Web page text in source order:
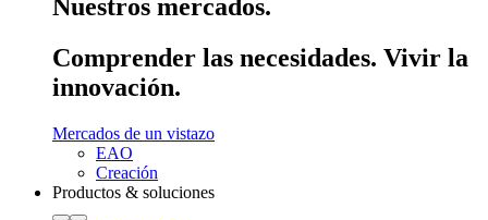
Nuestros mercados.
Comprender las necesidades. Vivir la
innovación.
Mercados de un vistazo
EAO
Creación
Productos & soluciones